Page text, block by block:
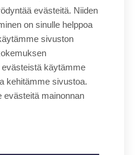
työelämän
paremmin
evästeitä. Niiden
on sinulle helppoa
sivuston
käytämme
kehitämme sivustoa.
evästeitä mainonnan